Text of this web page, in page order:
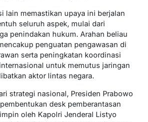
lain memastikan upaya ini berjalan
seluruh aspek, mulai dari
penindakan hukum. Arahan beliau
penguatan pengawasan di
serta peningkatan koordinasi
untuk memutus jaringan
aktor lintas negara.
strategi nasional, Presiden Prabowo
desk pemberantasan
oleh Kapolri Jenderal Listyo